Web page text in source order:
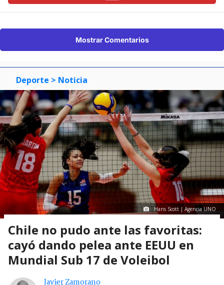
Mostrar Comentarios
Deporte > Noticia
Hans Scott | Agencia UNO
Chile no pudo ante las favoritas:
cayó dando pelea ante EEUU en
Mundial Sub 17 de Voleibol
Javier Zamorano